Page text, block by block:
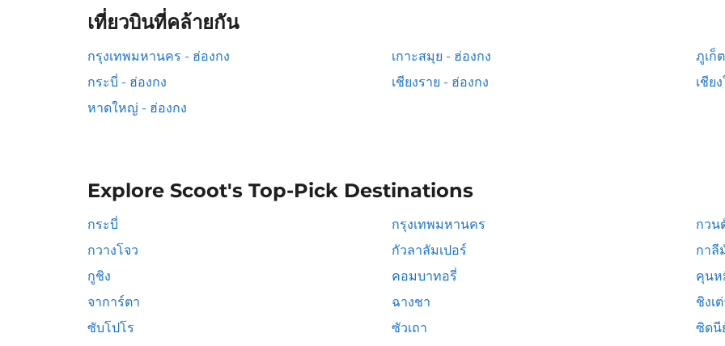
เที่ยวบินที่คล้ายกัน
กรุงเทพมหานคร - ฮ่องกง เกาะสมุย - ฮ่องกง
ภูเก็
กระบี่ - ฮ่องกง
เชียงราย - ฮ่องกง
เชีย
หาดใหญ่ - ฮ่องกง
Explore Scoot's Top-Pick Destinations
กระบี่ กรุงเทพมหานคร
กวน
กวางโจว
กัวลาลัมเปอร์
กาลี
กูชิง
คอมบาทอรี่
คุนห
จาการ์ตา
ฉางชา
ชิงเ
ซับโปโร
ซัวเถา ซิดนี